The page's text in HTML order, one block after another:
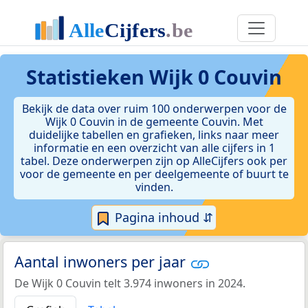
Statistieken Wijk 0 Couvin
Bekijk de data over ruim 100 onderwerpen voor de
Wijk 0 Couvin in de gemeente Couvin. Met
duidelijke tabellen en grafieken, links naar meer
informatie en een overzicht van alle cijfers in 1
tabel. Deze onderwerpen zijn op AlleCijfers ook per
voor de gemeente en per deelgemeente of buurt te
vinden.
Pagina inhoud ⇵
Aantal inwoners per jaar
De Wijk 0 Couvin telt 3.974 inwoners in 2024.